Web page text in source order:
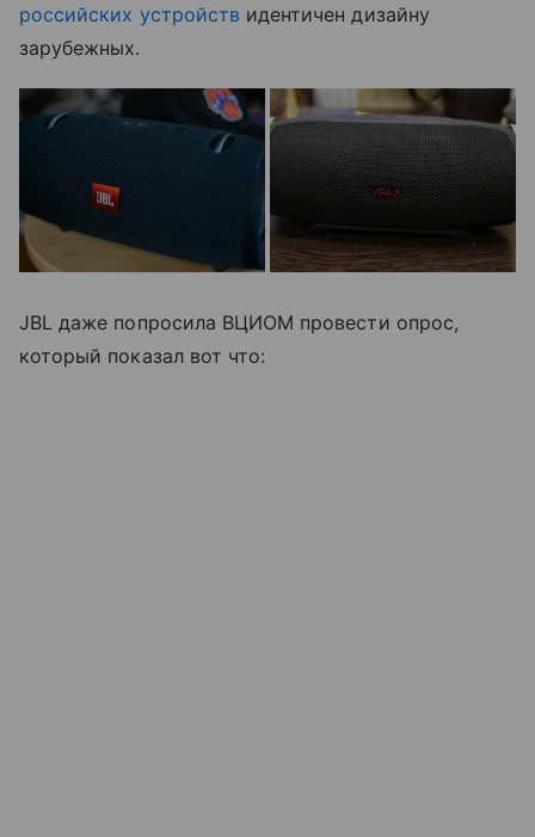
российских устройств идентичен дизайну
зарубежных.
JBL даже попросила ВЦИОМ провести опрос,
который показал вот что: